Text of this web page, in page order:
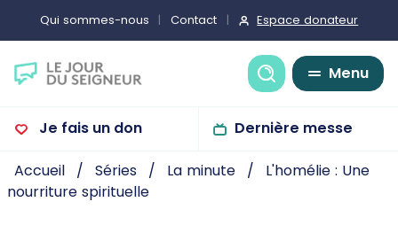
Qui sommes-nous Contact Espace donateur
Recherche
Menu
Je fais un don Dernière messe
Accueil Séries La minute
L'homélie : Une
nourriture spirituelle